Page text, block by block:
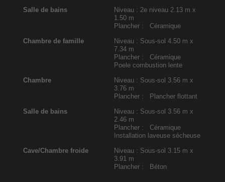
Salle de bains
Niveau : 2e niveau 2.13 m x
1.50 m
Plancher : Céramique
Chambre de famille
Niveau : Sous-sol4.50 m x
7.34 m
Plancher : Céramique
Poele combustion lente
Chambre
Niveau : Sous-sol 3.56 m x
3.76 m
Plancher : Plancher flottant
Salle de bains
Niveau : Sous-sol 3.56 m x
2.46 m
Plancher : Céramique
Installation laveuse sécheuse
Cave/Chambre froide
Niveau : Sous-sol 3.15 m x
3.91 m
Plancher : Béton